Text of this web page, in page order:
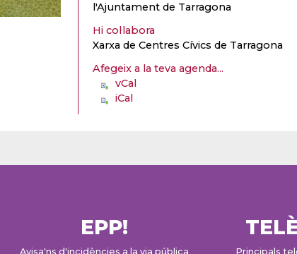
l'Ajuntament de Tarragona
Hi col·labora
Xarxa de Centres Cívics de Tarragona
Afegeix a la teva agenda...
vCal
iCal
EPP!
Avisa'ns d'incidències a la via pública Principals